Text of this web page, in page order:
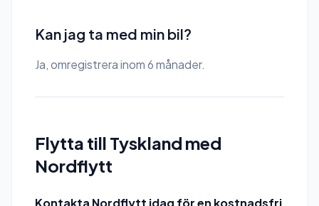
Kan jag ta med min bil?
Ja, omregistrera inom 6 månader.
Flytta till Tyskland med
Nordflytt
Kontakta Nordflytt idag för en kostnadsfri